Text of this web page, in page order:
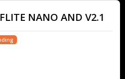
NANO AND V2.1